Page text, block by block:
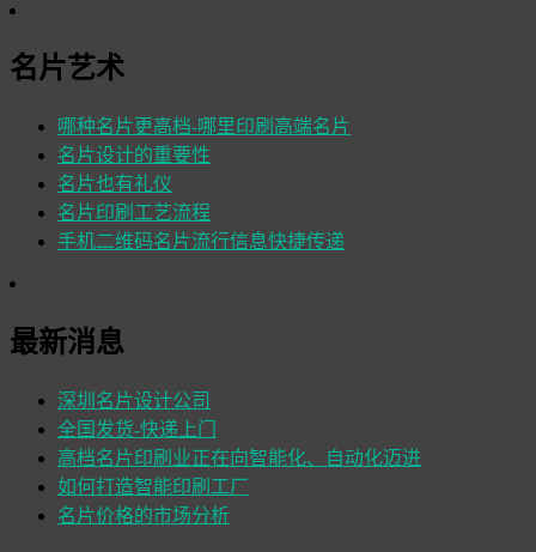
名片艺术
哪种名片更高档-哪里印刷高端名片
名片设计的重要性
名片也有礼仪
名片印刷工艺流程
手机二维码名片流行信息快捷传递
最新消息
深圳名片设计公司
全国发货-快递上门
高档名片印刷业正在向智能化、自动化迈进
如何打造智能印刷工厂
名片价格的市场分析